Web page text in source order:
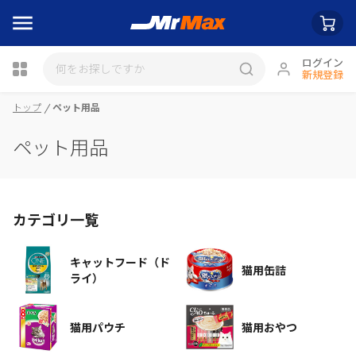
ログイン
新規登録
瓶詰
トップ ペット用品
ペット用品
カテゴリ一覧
キャットフード（ド
ライ）
猫用缶詰
猫用パウチ 猫用おやつ